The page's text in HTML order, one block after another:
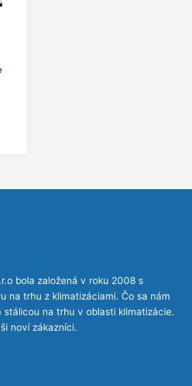
bola založená v roku 2008 s
na trhu z klimatizáciami. Čo sa nám
stálicou na trhu v oblasti klimatizácie.
noví zákazníci.